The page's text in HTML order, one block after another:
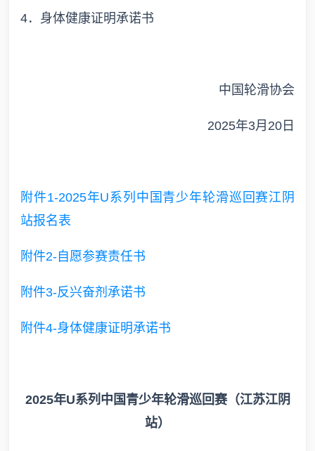
4．身体健康证明承诺书
中国轮滑协会
2025年3月20日
附件1-2025年U系列中国青少年轮滑巡回赛江阴
站报名表
附件2-自愿参赛责任书
附件3-反兴奋剂承诺书
附件4-身体健康证明承诺书
2025年U系列中国青少年轮滑巡回赛（江苏江阴
站）